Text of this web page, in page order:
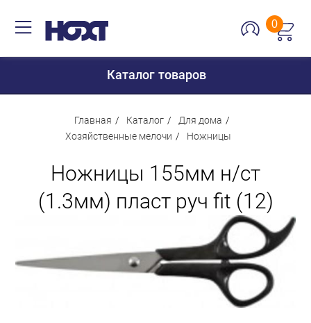
0
Каталог товаров
Для кухни
Сантехника
Для детей
Главная Каталог
Для дома
Хозяйственные мелочи
Ножницы
Ножницы 155мм н/ст
(1.3мм) пласт руч fit (12)